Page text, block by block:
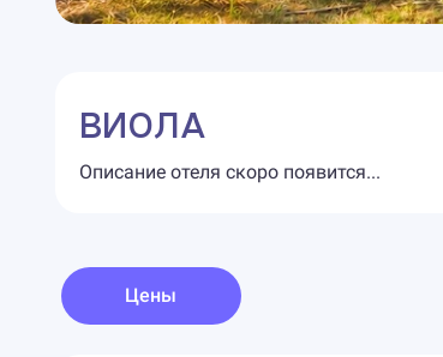
ВИОЛА
Описание отеля скоро появится...
Цены